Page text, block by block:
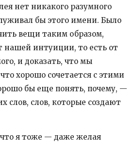
нет никакого разумного
бы этого имени. Было
вещи таким образом,
нашей интуиции, то есть от
и доказать, что мы
хорошо сочетается с этими
бы еще понять, почему, —
слов, слов, которые создают
я тоже — даже желая